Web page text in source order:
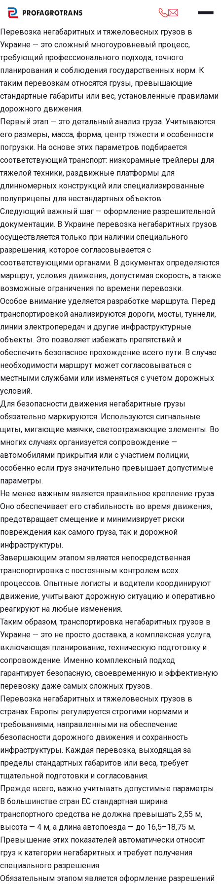
Как организована перевозка негабаритных грузов в
Украине
Перевозка негабаритных и тяжеловесных грузов в
Украине — это сложный многоуровневый процесс,
требующий профессионального подхода, точного
планирования и соблюдения государственных норм. К
таким перевозкам относятся грузы, превышающие
стандартные габариты или вес, установленные правилами
дорожного движения.
Первый этап — это детальный анализ груза. Учитываются
его размеры, масса, форма, центр тяжести и особенности
погрузки. На основе этих параметров подбирается
соответствующий транспорт: низкорамные трейлеры для
тяжелой техники, раздвижные платформы для
длинномерных конструкций или специализированные
полуприцепы для нестандартных объектов.
Следующий важный шаг — оформление разрешительной
документации. В Украине перевозка негабаритных грузов
осуществляется только при наличии специального
разрешения, которое согласовывается с
соответствующими органами. В документах определяются
маршрут, условия движения, допустимая скорость, а также
возможные ограничения по времени перевозки.
Особое внимание уделяется разработке маршрута. Перед
транспортировкой анализируются дороги, мосты, туннели,
линии электропередач и другие инфраструктурные
объекты. Это позволяет избежать препятствий и
обеспечить безопасное прохождение всего пути. В случае
необходимости маршрут может согласовываться с
местными службами или изменяться с учетом дорожных
условий.
Для безопасности движения негабаритные грузы
обязательно маркируются. Используются сигнальные
щиты, мигающие маячки, светоотражающие элементы. Во
многих случаях организуется сопровождение —
автомобилями прикрытия или с участием полиции,
особенно если груз значительно превышает допустимые
параметры.
Не менее важным является правильное крепление груза.
Оно обеспечивает его стабильность во время движения,
предотвращает смещение и минимизирует риски
повреждения как самого груза, так и дорожной
инфраструктуры.
Завершающим этапом является непосредственная
транспортировка с постоянным контролем всех
процессов. Опытные логисты и водители координируют
движение, учитывают дорожную ситуацию и оперативно
реагируют на любые изменения.
Таким образом, транспортировка негабаритных грузов в
Украине — это не просто доставка, а комплексная услуга,
включающая планирование, техническую подготовку и
сопровождение. Именно комплексный подход
гарантирует безопасную, своевременную и эффективную
перевозку даже самых сложных грузов.
Перевозка негабаритных и тяжеловесных грузов в
странах Европы регулируется строгими нормами и
требованиями, направленными на обеспечение
безопасности дорожного движения и сохранность
инфраструктуры. Каждая перевозка, выходящая за
пределы стандартных габаритов или веса, требует
тщательной подготовки и согласования.
Прежде всего, важно учитывать допустимые параметры.
В большинстве стран ЕС стандартная ширина
транспортного средства не должна превышать 2,55 м,
высота — 4 м, а длина автопоезда — до 16,5–18,75 м.
Превышение этих показателей автоматически относит
груз к категории негабаритных и требует получения
специального разрешения.
Обязательным этапом является оформление разрешений